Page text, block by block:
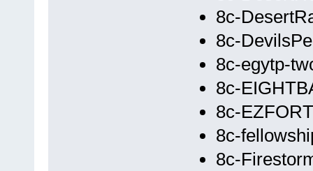
8c-
8c-
8c-egytp-
8c-
8c-EZFORT
8c-
8c-